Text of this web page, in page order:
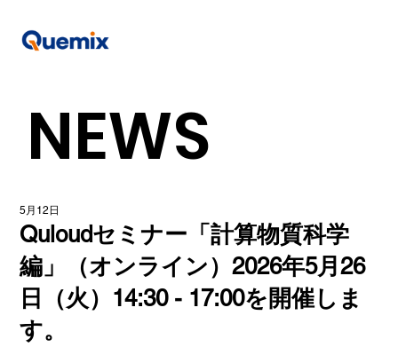
Quloudセミナー「計算物質科学
編」（オンライン）2026年5月26
日（火）14:30 - 17:00を開催しま
す。
5月12日
NEWS